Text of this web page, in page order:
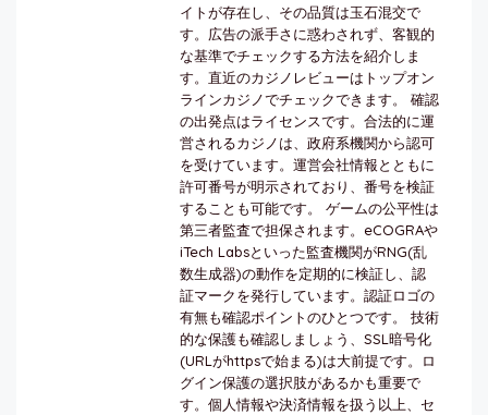
イトが存在し、その品質は玉石混交で
す。広告の派手さに惑わされず、客観的
な基準でチェックする方法を紹介しま
す。直近のカジノレビューはトップオン
ラインカジノでチェックできます。 確認
の出発点はライセンスです。合法的に運
営されるカジノは、政府系機関から認可
を受けています。運営会社情報とともに
許可番号が明示されており、番号を検証
することも可能です。 ゲームの公平性は
第三者監査で担保されます。eCOGRAや
iTech Labsといった監査機関がRNG(乱
数生成器)の動作を定期的に検証し、認
証マークを発行しています。認証ロゴの
有無も確認ポイントのひとつです。 技術
的な保護も確認しましょう、SSL暗号化
(URLがhttpsで始まる)は大前提です。ロ
グイン保護の選択肢があるかも重要で
す。個人情報や決済情報を扱う以上、セ